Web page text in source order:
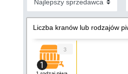
Liczba kranów lub rodzajów
3